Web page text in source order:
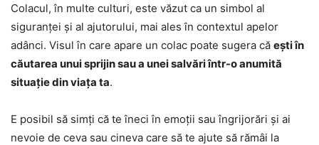
Colacul, în multe culturi, este văzut ca un simbol al
siguranței și al ajutorului, mai ales în contextul apelor
adânci. Visul în care apare un colac poate sugera că ești în
căutarea unui sprijin sau a unei salvări într-o anumită
situație din viața ta.
E posibil să simți că te îneci în emoții sau îngrijorări și ai
nevoie de ceva sau cineva care să te ajute să rămâi la